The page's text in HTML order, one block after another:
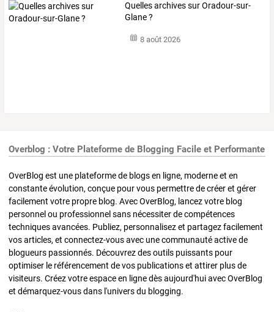
Quelles archives sur Oradour-sur-
Glane ?
8 août 2026
Overblog : Votre Plateforme de Blogging Facile et Performante
OverBlog est une plateforme de blogs en ligne, moderne et en
constante évolution, conçue pour vous permettre de créer et gérer
facilement votre propre blog. Avec OverBlog, lancez votre blog
personnel ou professionnel sans nécessiter de compétences
techniques avancées. Publiez, personnalisez et partagez facilement
vos articles, et connectez-vous avec une communauté active de
blogueurs passionnés. Découvrez des outils puissants pour
optimiser le référencement de vos publications et attirer plus de
visiteurs. Créez votre espace en ligne dès aujourd'hui avec OverBlog
et démarquez-vous dans l'univers du blogging.